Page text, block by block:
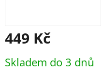
449 Kč
cena:
Skladem do 3 dnů